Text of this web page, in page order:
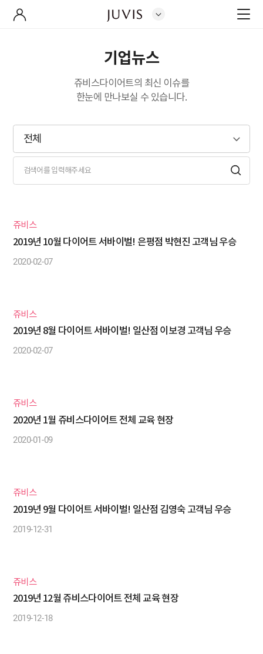
기업뉴스
쥬비스다이어트의 최신 이슈를
한눈에 만나보실 수 있습니다.
어
력
전체
키
드
검
쥬비스
2019년 10월 다이어트 서바이벌! 은평점 박현진 고객님 우승
2020-02-07
쥬비스
2019년 8월 다이어트 서바이벌! 일산점 이보경 고객님 우승
2020-02-07
쥬비스
2020년 1월 쥬비스다이어트 전체 교육 현장
2020-01-09
쥬비스
2019년 9월 다이어트 서바이벌! 일산점 김영숙 고객님 우승
2019-12-31
쥬비스
2019년 12월 쥬비스다이어트 전체 교육 현장
2019-12-18